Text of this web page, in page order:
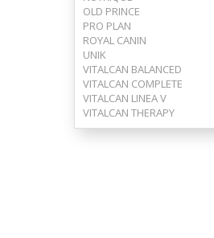
OLD PRINCE
PRO PLAN
ROYAL CANIN
UNIK
VITALCAN BALANCED
VITALCAN COMPLETE
VITALCAN LINEA V
VITALCAN THERAPY